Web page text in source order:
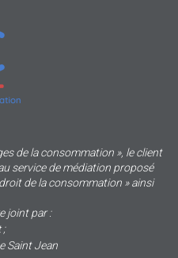
de la consommation », le client
service de médiation proposé
de la consommation » ainsi
joint par :
;
Saint Jean